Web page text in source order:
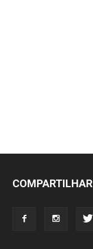
COMPARTILHAR